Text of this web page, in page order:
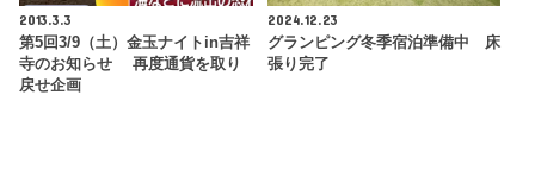
2013.3.3
第5回3/9（土）金玉ナイトin吉祥
寺のお知らせ 再度通貨を取り
戻せ企画
2024.12.23
グランピング冬季宿泊準備中 床
張り完了